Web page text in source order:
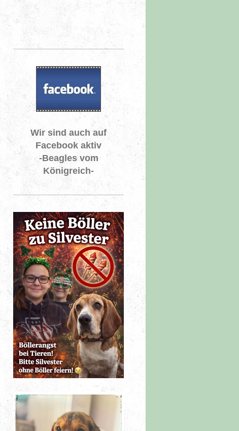
Wir sind auch auf
Facebook aktiv
-Beagles vom
Königreich-